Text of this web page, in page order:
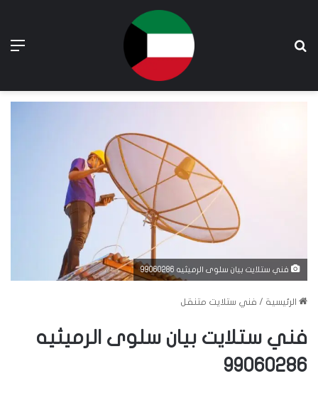
فني ستلايت بيان سلوى الرميثيه 99060286
الرئيسية / فني ستلايت متنقل
فني ستلايت بيان سلوى الرميثيه
99060286